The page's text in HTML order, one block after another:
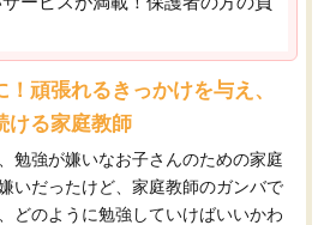
頑張れるきっかけを与え、
ける家庭教師
勉強が嫌いなお子さんのための家庭
いだったけど、家庭教師のガンバで
どのように勉強していけばいいかわ